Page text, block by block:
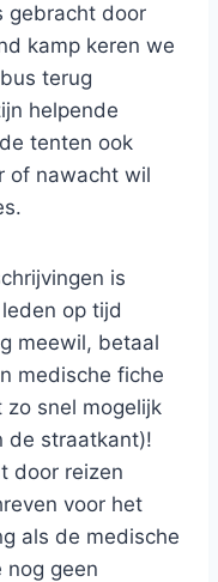
gebracht door
kamp keren we
terug
helpende
tenten ook
of nawacht wil
is
op tijd
meewil, betaal
medische fiche
snel mogelijk
de straatkant)!
door reizen
voor het
als de medische
nog geen